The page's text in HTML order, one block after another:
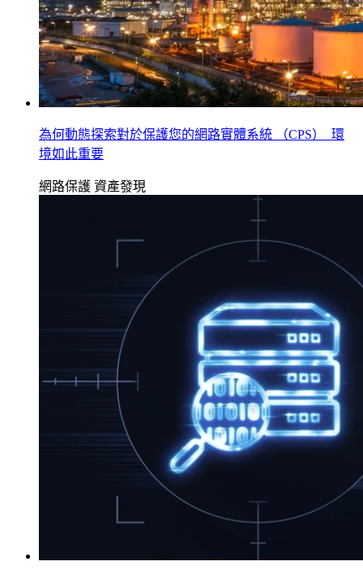
為何動態探索對於保護您的網路實體系統 （CPS） 環
境如此重要
網路保護 資產發現